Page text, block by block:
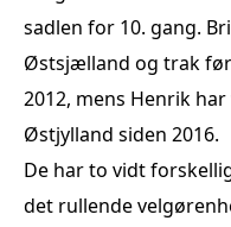
sadlen for 10. gang.
Østsjælland og trak
2012, mens Henrik
Østjylland siden 2016.
De har to vidt
det rullende